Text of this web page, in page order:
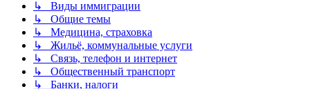
↳ Виды иммиграции
↳ Общие темы
↳ Медицина, страховка
↳ Жильё, коммунальные услуги
↳ Связь, телефон и интернет
↳ Общественный транспорт
↳ Банки, налоги